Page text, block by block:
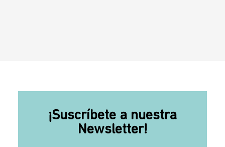
¡Suscríbete a nuestra
Newsletter!